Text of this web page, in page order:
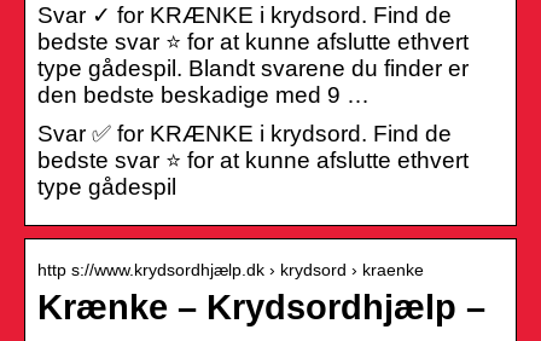
Svar ✓ for KRÆNKE i krydsord. Find de
bedste svar ⭐ for at kunne afslutte ethvert
type gådespil. Blandt svarene du finder er
den bedste beskadige med 9 …
Svar ✅ for KRÆNKE i krydsord. Find de
bedste svar ⭐ for at kunne afslutte ethvert
type gådespil
http s://www.krydsordhjælp.dk › krydsord › kraenke
Krænke – Krydsordhjælp –